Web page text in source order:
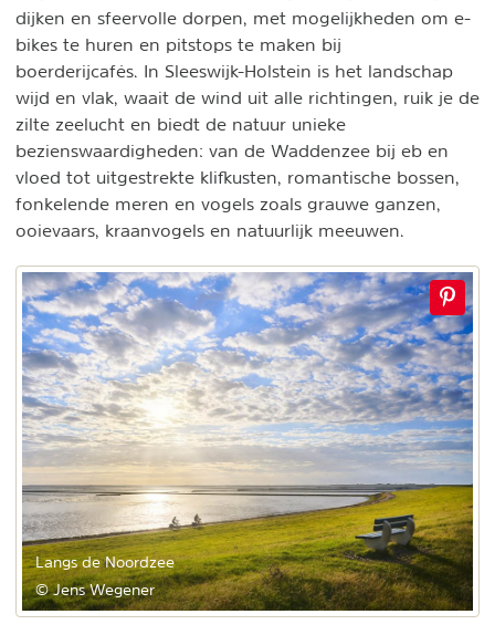
dijken en sfeervolle dorpen, met mogelijkheden om e-
bikes te huren en pitstops te maken bij
boerderijcafés. In Sleeswijk-Holstein is het landschap
wijd en vlak, waait de wind uit alle richtingen, ruik je de
zilte zeelucht en biedt de natuur unieke
bezienswaardigheden: van de Waddenzee bij eb en
vloed tot uitgestrekte klifkusten, romantische bossen,
fonkelende meren en vogels zoals grauwe ganzen,
ooievaars, kraanvogels en natuurlijk meeuwen.
Langs de Noordzee
© Jens Wegener